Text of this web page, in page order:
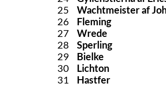
25
Wachtmeister af
26
Fleming
27
Wrede
28
Sperling
29
Bielke
30
Lichton
31
Hastfer